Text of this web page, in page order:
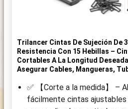
Trilancer Cintas De Sujeción De
Resistencia Con 15 Hebillas –
Cortables A La Longitud
Asegurar Cables, Mangueras,
✅ 【Corte a la medida】 –
fácilmente cintas ajustables